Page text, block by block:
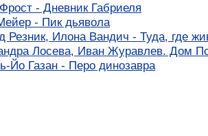
- Дневник Габриеля
- Пик дьявола
Резник, Илона Вандич - Туда, где
Лосева, Иван Журавлев. Дом
Йо Газан - Перо динозавра